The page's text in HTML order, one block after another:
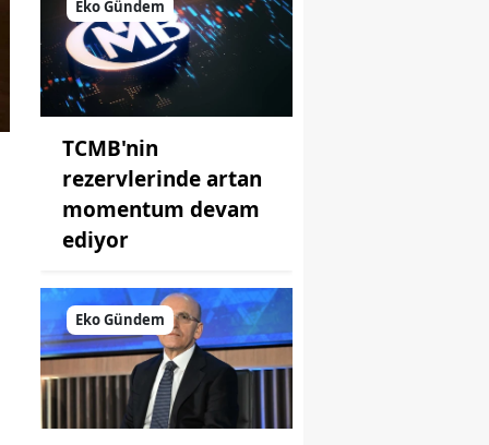
Eko Gündem
TCMB'nin
rezervlerinde artan
momentum devam
ediyor
Eko Gündem